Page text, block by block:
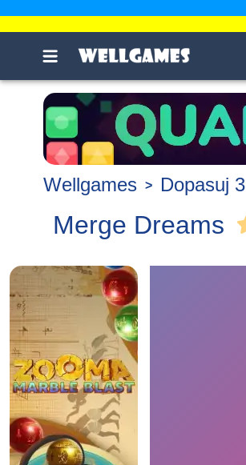
Wellgames Dopasuj 3
Merge Dreams